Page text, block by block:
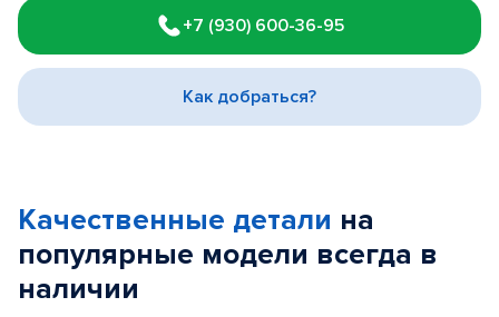
1
of
3
+7 (930) 600-36-95
Как добраться?
Качественные детали на
популярные модели всегда в
наличии